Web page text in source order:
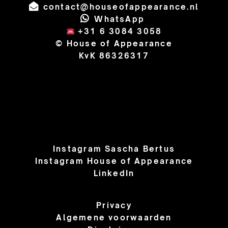
contact@houseofappearance.nl
WhatsApp
+31 6 3084 3058
© House of Appearance
KvK 86326317
Instagram Sascha Bertus
Instagram House of Appearance
LinkedIn
Privacy
Algemene voorwaarden